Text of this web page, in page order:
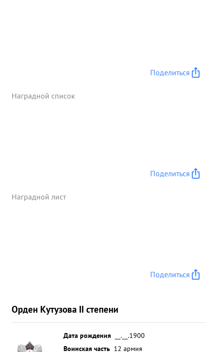
Поделиться
Наградной список
Поделиться
Наградной лист
Поделиться
Орден Кутузова II степени
Дата рождения
__.__.1900
Воинская часть 12 армия